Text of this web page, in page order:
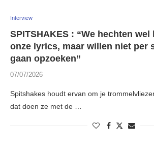
Interview
SPITSHAKES : “We hechten wel
onze lyrics, maar willen niet per
gaan opzoeken”
07/07/2026
Spitshakes houdt ervan om je
dat doen ze met de …